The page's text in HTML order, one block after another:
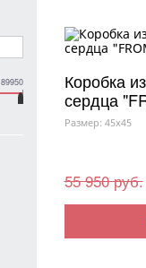
89950
Коробка
сердца
Размер: 45x45
55 950 руб.